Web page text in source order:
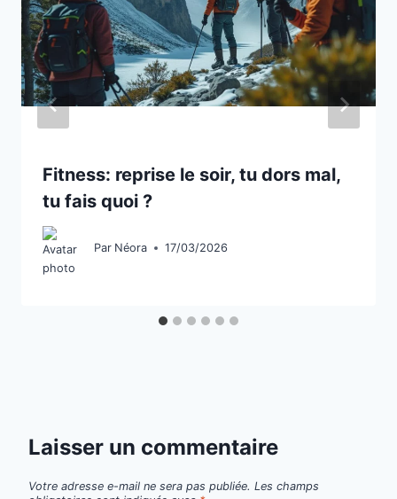
Fitness: reprise le soir, tu dors mal,
tu fais quoi ?
Par Néora 17/03/2026
Laisser un commentaire
Votre adresse e-mail ne sera pas publiée. Les champs